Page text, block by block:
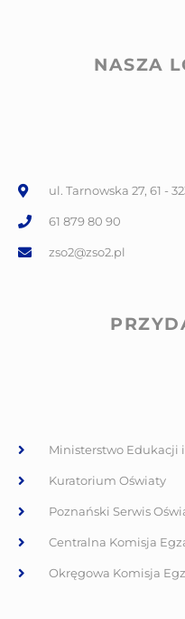
NASZA
ul. Tarnowska 27, 61 -
61 879 80 90
zso2@zso2.pl
Ministerstwo Edukacji
Kuratorium Oświaty
Poznański Serwis
Centralna Komisja
Okręgowa Komisja